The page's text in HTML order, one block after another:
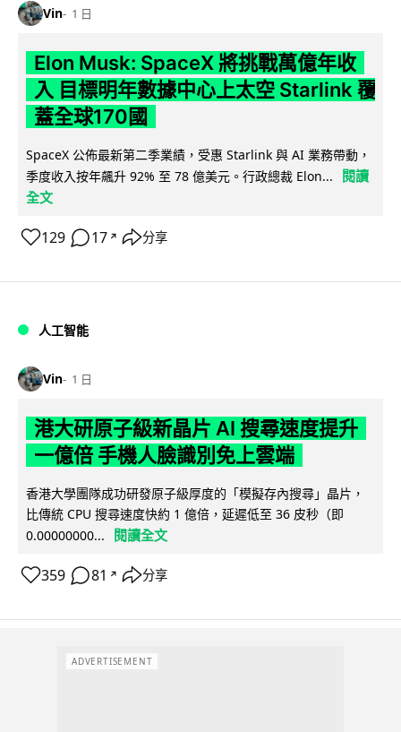
Vin 1 日
Elon Musk: SpaceX 將挑戰萬億年收
入 目標明年數據中心上太空 Starlink 覆
蓋全球170國
SpaceX 公佈最新第二季業績，受惠 Starlink 與 AI 業務帶動，
季度收入按年飆升 92% 至 78 億美元。行政總裁 Elon...
閱讀
全文
129 17 ↗ 分享
人工智能
Vin 1 日
港大研原子級新晶片 AI 搜尋速度提升
一億倍 手機人臉識別免上雲端
香港大學團隊成功研發原子級厚度的「模擬存內搜尋」晶片，
比傳統 CPU 搜尋速度快約 1 億倍，延遲低至 36 皮秒（即
0.00000000...
閱讀全文
359 81 ↗ 分享
ADVERTISEMENT